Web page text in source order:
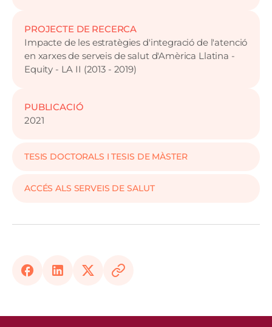
PROJECTE DE RECERCA
Impacte de les estratègies d'integració de l'atenció
en xarxes de serveis de salut d'Amèrica Llatina -
Equity - LA II (2013 - 2019)
PUBLICACIÓ
2021
TESIS DOCTORALS I TESIS DE MÀSTER
ACCÉS ALS SERVEIS DE SALUT
Link